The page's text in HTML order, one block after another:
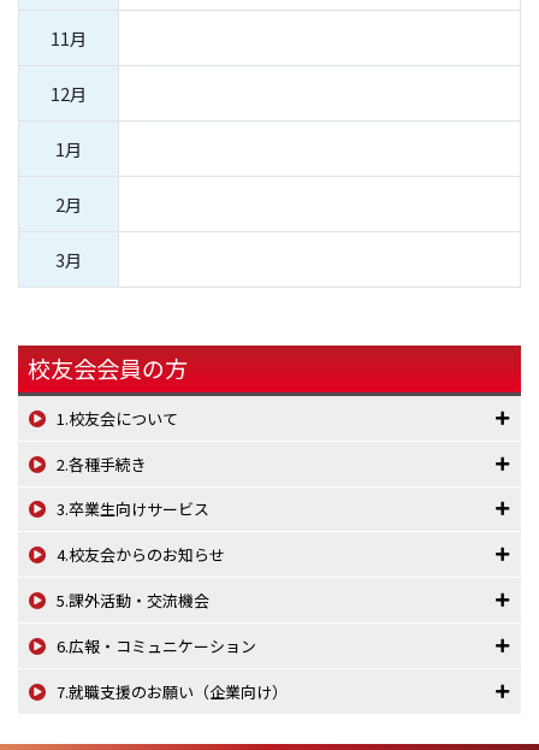
11月
12月
1月
2月
3月
校友会会員の方
1.校友会について
2.各種手続き
3.卒業生向けサービス
4.校友会からのお知らせ
5.課外活動・交流機会
6.広報・コミュニケーション
7.就職支援のお願い（企業向け）